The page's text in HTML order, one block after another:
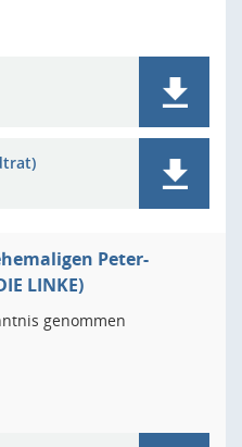
Peter-
LINKE)
genommen